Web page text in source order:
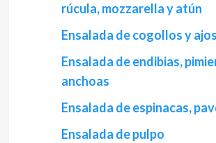
rúcula, mozzarella y atún
Ensalada de cogollos y
Ensalada de endibias,
anchoas
Ensalada de espinacas,
Ensalada de pulpo